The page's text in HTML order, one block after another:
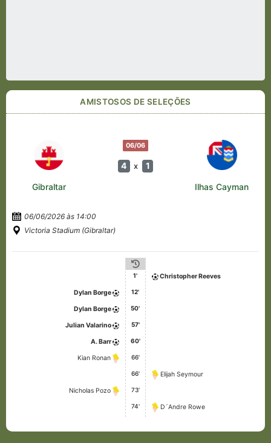
AMISTOSOS DE SELEÇÕES
06/06
4 x 1
Gibraltar Ilhas Cayman
06/06/2026 às 14:00
Victoria Stadium (Gibraltar)
1' Christopher Reeves
Dylan Borge 12'
Dylan Borge 50'
Julian Valarino 57'
A. Barr 60'
Kian Ronan 66'
66' Elijah Seymour
Nicholas Pozo 73'
74' D´Andre Rowe